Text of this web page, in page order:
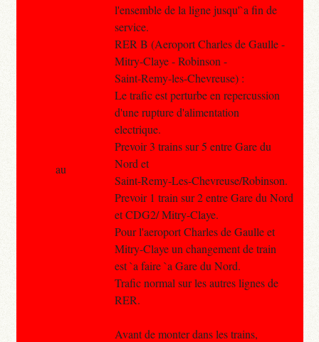
l'ensemble de la ligne jusqu'`a fin de
service.
RER B (Aeroport Charles de Gaulle -
Mitry-Claye - Robinson -
Saint-Remy-les-Chevreuse) :
Le trafic est perturbe en repercussion
d'une rupture d'alimentation
electrique.
Prevoir 3 trains sur 5 entre Gare du
Nord et
Saint-Remy-Les-Chevreuse/Robinson.
Prevoir 1 train sur 2 entre Gare du Nord
et CDG2/ Mitry-Claye.
Pour l'aeroport Charles de Gaulle et
Mitry-Claye un changement de train
est `a faire `a Gare du Nord.
Trafic normal sur les autres lignes de
RER.
Avant de monter dans les trains,
au